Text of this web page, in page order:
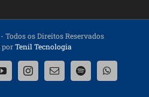
- Todos os Direitos Reservados
porTenil Tecnologia
YouTubeInstagramEmail SpotifyWhatsApp